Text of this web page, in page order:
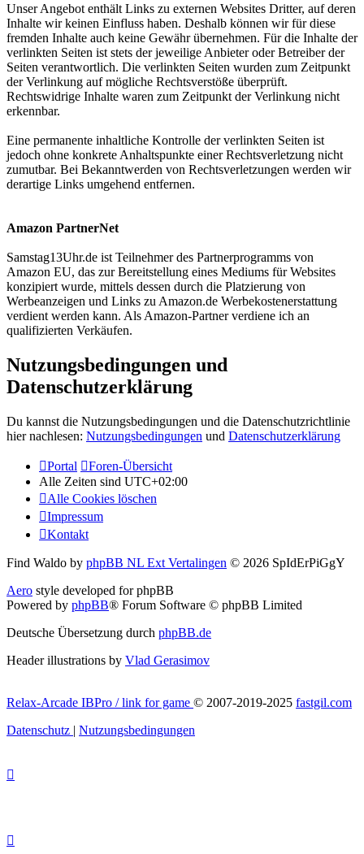
Unser Angebot enthält Links zu externen Websites Dritter, auf deren
Inhalte wir keinen Einfluss haben. Deshalb können wir für diese
fremden Inhalte auch keine Gewähr übernehmen. Für die Inhalte der
verlinkten Seiten ist stets der jeweilige Anbieter oder Betreiber der
Seiten verantwortlich. Die verlinkten Seiten wurden zum Zeitpunkt
der Verlinkung auf mögliche Rechtsverstöße überprüft.
Rechtswidrige Inhalte waren zum Zeitpunkt der Verlinkung nicht
erkennbar.
Eine permanente inhaltliche Kontrolle der verlinkten Seiten ist
jedoch ohne konkrete Anhaltspunkte einer Rechtsverletzung nicht
zumutbar. Bei Bekanntwerden von Rechtsverletzungen werden wir
derartige Links umgehend entfernen.
Amazon PartnerNet
Samstag13Uhr.de ist Teilnehmer des Partnerprogramms von
Amazon EU, das zur Bereitstellung eines Mediums für Websites
konzipiert wurde, mittels dessen durch die Platzierung von
Werbeanzeigen und Links zu Amazon.de Werbekostenerstattung
verdient werden kann. Als Amazon-Partner verdiene ich an
qualifizierten Verkäufen.
Nutzungsbedingungen und
Datenschutzerklärung
Du kannst die Nutzungsbedingungen und die Datenschutzrichtlinie
hier nachlesen: Nutzungsbedingungen und Datenschutzerklärung
Portal
Foren-Übersicht
Alle Zeiten sind UTC+02:00
Alle Cookies löschen
Impressum
Kontakt
Find Waldo by phpBB NL Ext Vertalingen © 2026 SpIdErPiGgY
Aero style developed for phpBB
Powered by phpBB® Forum Software © phpBB Limited
Deutsche Übersetzung durch phpBB.de
Header illustrations by Vlad Gerasimov
Relax-Arcade IBPro / link for game © 2007-2019-2025 fastgil.com
Datenschutz | Nutzungsbedingungen